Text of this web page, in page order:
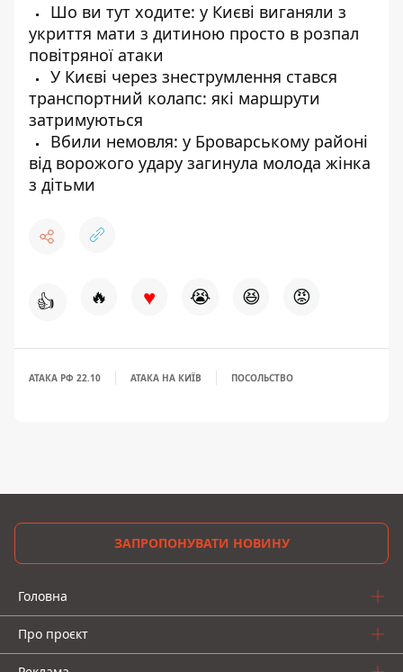
Шо ви тут ходите: у Києві виганяли з
укриття мати з дитиною просто в розпал
повітряної атаки
У Києві через знеструмлення стався
транспортний колапс: які маршрути
затримуються
Вбили немовля: у Броварському районі
від ворожого удару загинула молода жінка
з дітьми
👍 🔥 ♥ 😭 😆 😡
АТАКА РФ 22.10 АТАКА НА КИЇВ ПОСОЛЬСТВО
ЗАПРОПОНУВАТИ НОВИНУ
Головна
Про проєкт